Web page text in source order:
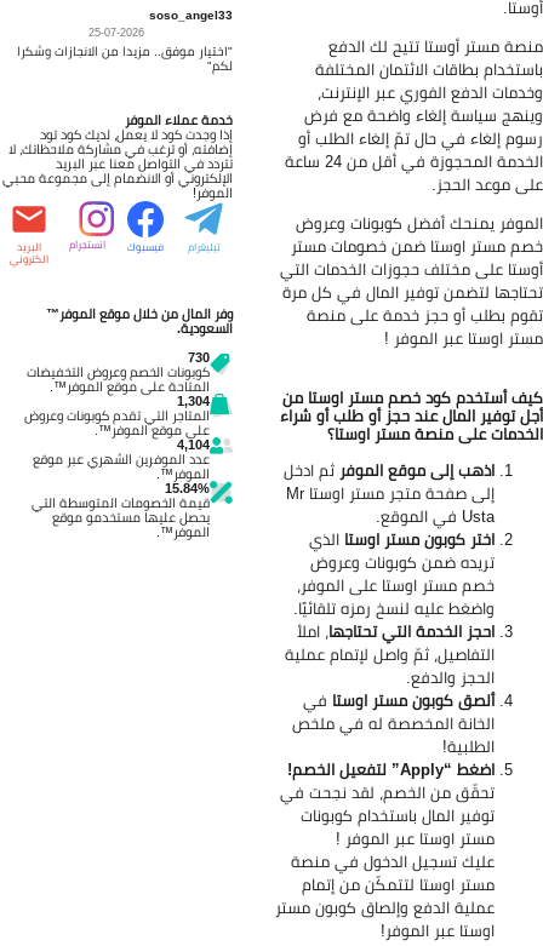
مستر أوستا تتيح لك الدفع
بطاقات الائتمان المختلفة
الدفع الفوري عبر الإنترنت،
سياسة إلغاء واضحة مع فرض
إلغاء في حال تمّ إلغاء الطلب أو
الخدمة المحجوزة في أقل من 24 ساعة
موعد الحجز.
يمنحك أفضل كوبونات وعروض
مستر اوستا ضمن خصومات مستر
على مختلف حجوزات الخدمات التي
لتضمن توفير المال في كل مرة
بطلب أو حجز خدمة على منصة
اوستا عبر الموفر !
أستخدم كود خصم مستر اوستا من
توفير المال عند حجز أو طلب أو شراء
على منصة مستر اوستا؟
اذهب إلى موقع الموفرثم ادخل
إلى صفحة متجر مستر اوستاMr
Usta في الموقع.
اختر كوبون مستر اوستاالذي
تريده ضمن كوبونات وعروض
خصم مستر اوستا على الموفر،
واضغط عليه لنسخ رمزه تلقائيًا.
احجز الخدمة التي تحتاجها، املأ
التفاصيل، ثمّ واصل لإتمام عملية
الحجز والدفع.
ألصق كوبون مستر اوستافي
الخانة المخصصة له في ملخص
الطلبية!
اضغط “Apply” لتفعيل الخصم!
تحقّق من الخصم، لقد نجحت في
توفير المال باستخدام كوبونات
مستر اوستا عبر الموفر!
عليك تسجيل الدخول في منصة
مستر اوستا لتتمكّن من إتمام
عملية الدفع وإلصاق كوبون مستر
اوستا عبر الموفر!
soso_angel33
25-07-2026
"اختيار موفق.. مزيدا من الانجازات وشكرا
لكم"
خدمة عملاء الموفر
إذا وجدت كود لا يعمل، لديك كود تود
إضافته، أو ترغب في مشاركة ملاحظاتك، لا
تتردد في التواصل معنا عبر البريد
الإلكتروني أو الانضمام إلى مجموعة محبي
الموفر!
تيليغرام فيسبوك انستجرام البريد
الكتروني
وفر المال من خلال موقع الموفر™
السعودية.
730
كوبونات الخصم وعروض التخفيضات
المتاحة على موقع الموفر™.
1,304
المتاجر التي تقدم كوبونات وعروض
على موقع الموفر™.
4,104
عدد الموفرين الشهري عبر موقع
الموفر™.
15.84%
قيمة الخصومات المتوسطة التي
يحصل عليها مستخدمو موقع
الموفر™.